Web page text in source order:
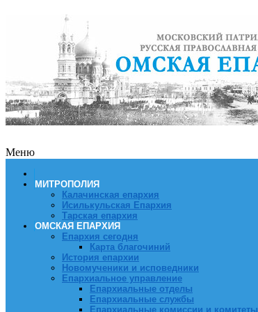
Меню
МИТРОПОЛИЯ
Калачинская епархия
Исилькульская Епархия
Тарская епархия
ОМСКАЯ ЕПАРХИЯ
Епархия сегодня
Карта благочиний
История епархии
Новомученики и исповедники
Епархиальное управление
Епархиальные отделы
Епархиальные службы
Епархиальные комиссии и комитеты